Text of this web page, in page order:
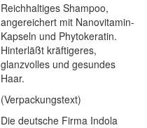
Reichhaltiges Shampoo,
angereichert mit Nanovitamin-
Kapseln und Phytokeratin.
Hinterläßt kräftigeres,
glanzvolles und gesundes
Haar.
(Verpackungstext)
Die deutsche Firma Indola